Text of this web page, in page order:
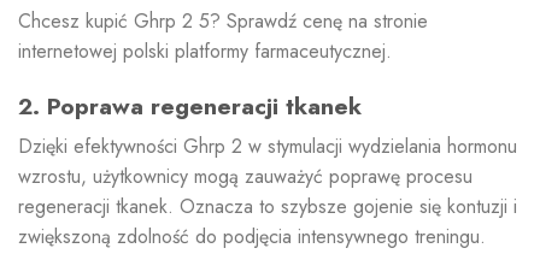
Chcesz kupić Ghrp 2 5? Sprawdź cenę na stronie
internetowej polski platformy farmaceutycznej.
2. Poprawa regeneracji tkanek
Dzięki efektywności Ghrp 2 w stymulacji wydzielania hormonu
wzrostu, użytkownicy mogą zauważyć poprawę procesu
regeneracji tkanek. Oznacza to szybsze gojenie się kontuzji i
zwiększoną zdolność do podjęcia intensywnego treningu.